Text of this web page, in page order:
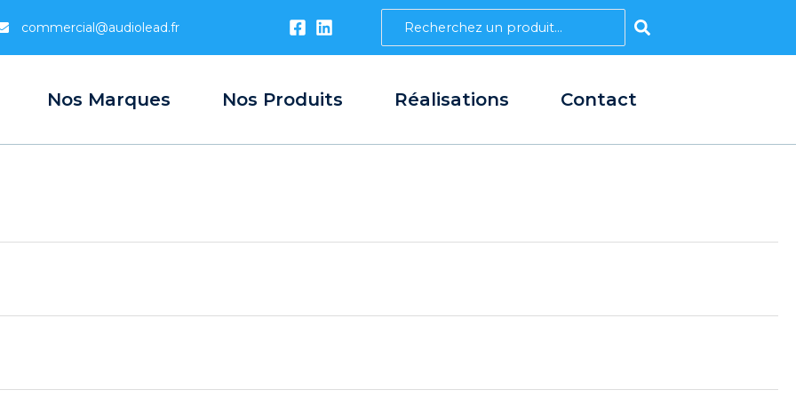
commercial@audiolead.fr
Search
...
Nos Marques Nos Produits Réalisations Contact